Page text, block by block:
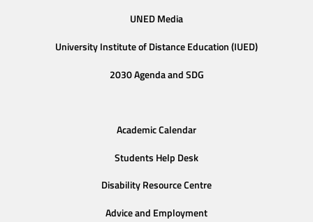
UNED Media
University Institute of Distance Education (IUED)
2030 Agenda and SDG
Academic Calendar
Students Help Desk
Disability Resource Centre
Advice and Employment